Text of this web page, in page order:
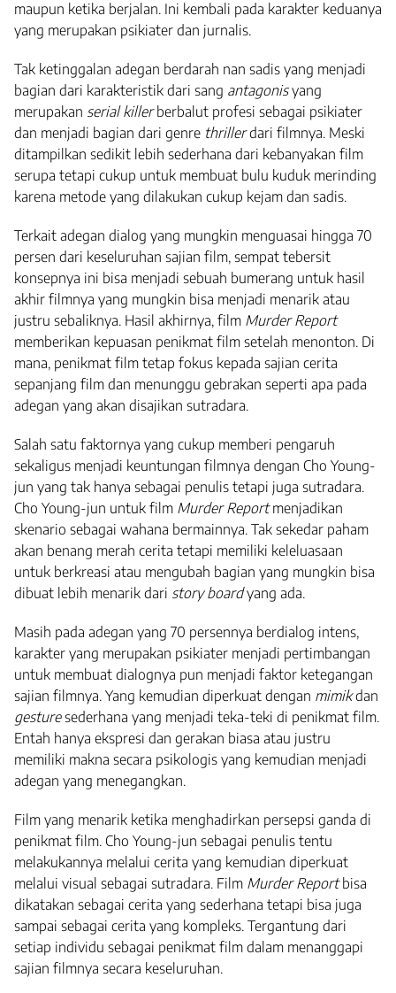
maupun ketika berjalan. Ini kembali pada karakter keduanya
yang merupakan psikiater dan jurnalis.
Tak ketinggalan adegan berdarah nan sadis yang menjadi
bagian dari karakteristik dari sang antagonisyang
merupakan serial killerberbalut profesi sebagai psikiater
dan menjadi bagian dari genre thrillerdari filmnya. Meski
ditampilkan sedikit lebih sederhana dari kebanyakan film
serupa tetapi cukup untuk membuat bulu kuduk merinding
karena metode yang dilakukan cukup kejam dan sadis.
Terkait adegan dialog yang mungkin menguasai hingga 70
persen dari keseluruhan sajian film, sempat tebersit
konsepnya ini bisa menjadi sebuah bumerang untuk hasil
akhir filmnya yang mungkin bisa menjadi menarik atau
justru sebaliknya. Hasil akhirnya, film Murder Report
memberikan kepuasan penikmat film setelah menonton. Di
mana, penikmat film tetap fokus kepada sajian cerita
sepanjang film dan menunggu gebrakan seperti apa pada
adegan yang akan disajikan sutradara.
Salah satu faktornya yang cukup memberi pengaruh
sekaligus menjadi keuntungan filmnya dengan Cho Young-
jun yang tak hanya sebagai penulis tetapi juga sutradara.
Cho Young-jun untuk film Murder Reportmenjadikan
skenario sebagai wahana bermainnya. Tak sekedar paham
akan benang merah cerita tetapi memiliki keleluasaan
untuk berkreasi atau mengubah bagian yang mungkin bisa
dibuat lebih menarik dari story boardyang ada.
Masih pada adegan yang 70 persennya berdialog intens,
karakter yang merupakan psikiater menjadi pertimbangan
untuk membuat dialognya pun menjadi faktor ketegangan
sajian filmnya. Yang kemudian diperkuat dengan mimikdan
gesturesederhana yang menjadi teka-teki di penikmat film.
Entah hanya ekspresi dan gerakan biasa atau justru
memiliki makna secara psikologis yang kemudian menjadi
adegan yang menegangkan.
Film yang menarik ketika menghadirkan persepsi ganda di
penikmat film. Cho Young-jun sebagai penulis tentu
melakukannya melalui cerita yang kemudian diperkuat
melalui visual sebagai sutradara. Film Murder Reportbisa
dikatakan sebagai cerita yang sederhana tetapi bisa juga
sampai sebagai cerita yang kompleks. Tergantung dari
setiap individu sebagai penikmat film dalam menanggapi
sajian filmnya secara keseluruhan.